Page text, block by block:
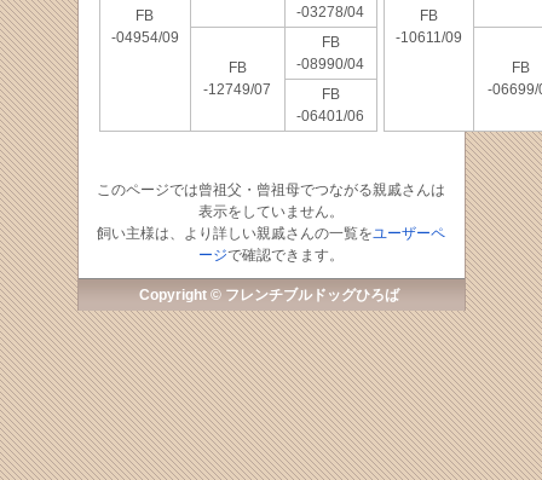
FB
-04954/09
-03278/04
FB
-12749/07
FB
-08990/04
FB
-06401/06
FB
-10611/09
FB
-06699/
このページでは曾祖父・曾祖母でつながる親戚さんは
表示をしていません。
飼い主様は、より詳しい親戚さんの一覧をユーザーペ
ージで確認できます。
Copyright © フレンチブルドッグひろば